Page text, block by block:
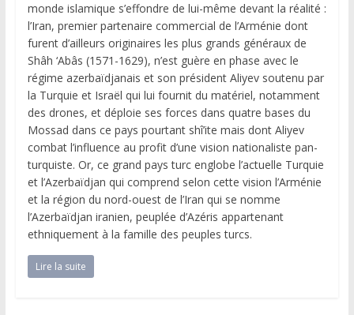
monde islamique s’effondre de lui-même devant la réalité :
l’Iran, premier partenaire commercial de l’Arménie dont
furent d’ailleurs originaires les plus grands généraux de
Shâh ‘Abâs (1571-1629), n’est guère en phase avec le
régime azerbaïdjanais et son président Aliyev soutenu par
la Turquie et Israël qui lui fournit du matériel, notamment
des drones, et déploie ses forces dans quatre bases du
Mossad dans ce pays pourtant shî’ite mais dont Aliyev
combat l’influence au profit d’une vision nationaliste pan-
turquiste. Or, ce grand pays turc englobe l’actuelle Turquie
et l’Azerbaïdjan qui comprend selon cette vision l’Arménie
et la région du nord-ouest de l’Iran qui se nomme
l’Azerbaïdjan iranien, peuplée d’Azéris appartenant
ethniquement à la famille des peuples turcs.
Lire la suite